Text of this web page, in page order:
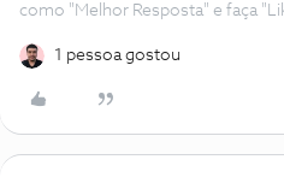
como "Melhor Resposta" e faça
1 pessoa gostou